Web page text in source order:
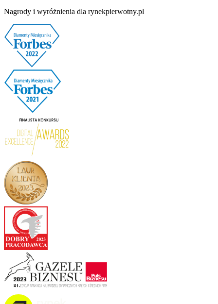
Nagrody i wyróżnienia dla rynekpierwotny.pl